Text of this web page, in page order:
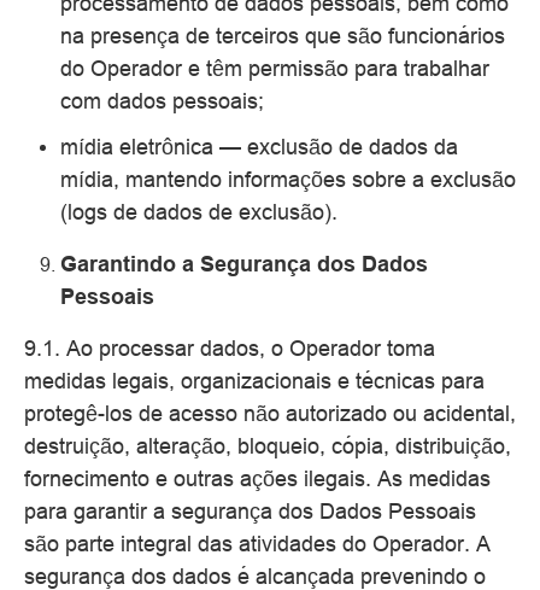
na presença de terceiros que são funcionários
do Operador e têm permissão para trabalhar
com dados pessoais;
mídia eletrônica — exclusão de dados da
mídia, mantendo informações sobre a exclusão
(logs de dados de exclusão).
Garantindo a Segurança dos Dados
Pessoais
9.1. Ao processar dados, o Operador toma
medidas legais, organizacionais e técnicas para
protegê-los de acesso não autorizado ou acidental,
destruição, alteração, bloqueio, cópia, distribuição,
fornecimento e outras ações ilegais. As medidas
para garantir a segurança dos Dados Pessoais
são parte integral das atividades do Operador. A
segurança dos dados é alcançada prevenindo o